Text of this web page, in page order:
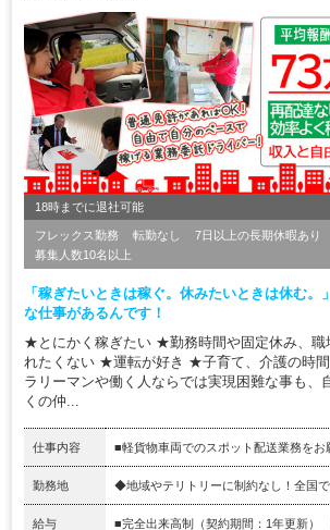
18時までに退社可能
フレックス勤務 転勤なし 7日以上の長期休暇あり
募集人数10名以上
「稼ぎたいときは稼ぐ。休みたいときは休む。
な仕事があるんです！
★とにかく稼ぎたい ★勤務時間や固定休み、職
れたくない ★運転が好き ★子育て、介護の時
ラリーマンや働く人ならでは実現困難な事も、
くの仲...
仕事内容 ■軽貨物車両でのスポット配送業務をお
勤務地 ◆地域やテリトリーに制約なし！全国で
給与
■完全出来高制（契約期間：1年更新）